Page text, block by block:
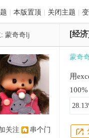
本版置顶 关闭主题
蒙奇奇lj [经济]
关注
串个门
蒙奇
用